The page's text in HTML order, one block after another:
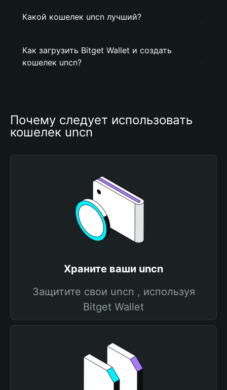
Какой кошелек uncn лучший?
Как загрузить Bitget Wallet и создать
кошелек uncn?
Почему следует использовать
кошелек uncn
Храните ваши uncn
Защитите свои uncn , используя
Bitget Wallet